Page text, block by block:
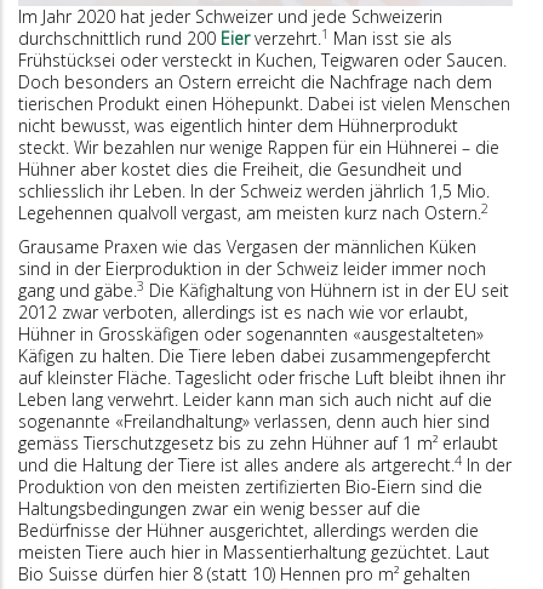
Im Jahr 2020 hat jeder Schweizer und jede Schweizerin
durchschnittlich rund 200 Eierverzehrt.1 Man isst sie als
Frühstücksei oder versteckt in Kuchen, Teigwaren oder Saucen.
Doch besonders an Ostern erreicht die Nachfrage nach dem
tierischen Produkt einen Höhepunkt. Dabei ist vielen Menschen
nicht bewusst, was eigentlich hinter dem Hühnerprodukt
steckt. Wir bezahlen nur wenige Rappen für ein Hühnerei – die
Hühner aber kostet dies die Freiheit, die Gesundheit und
schliesslich ihr Leben. In der Schweiz werden jährlich 1,5 Mio.
Legehennen qualvoll vergast, am meisten kurz nach Ostern.2
Grausame Praxen wie das Vergasen der männlichen Küken
sind in der Eierproduktion in der Schweiz leider immer noch
gang und gäbe.3 Die Käfighaltung von Hühnern ist in der EU seit
2012 zwar verboten, allerdings ist es nach wie vor erlaubt,
Hühner in Grosskäfigen oder sogenannten «ausgestalteten»
Käfigen zu halten. Die Tiere leben dabei zusammengepfercht
auf kleinster Fläche. Tageslicht oder frische Luft bleibt ihnen ihr
Leben lang verwehrt. Leider kann man sich auch nicht auf die
sogenannte «Freilandhaltung» verlassen, denn auch hier sind
gemäss Tierschutzgesetz bis zu zehn Hühner auf 1 m² erlaubt
und die Haltung der Tiere ist alles andere als artgerecht.4 In der
Produktion von den meisten zertifizierten Bio-Eiern sind die
Haltungsbedingungen zwar ein wenig besser auf die
Bedürfnisse der Hühner ausgerichtet, allerdings werden die
meisten Tiere auch hier in Massentierhaltung gezüchtet. Laut
Bio Suisse dürfen hier 8 (statt 10) Hennen pro m² gehalten